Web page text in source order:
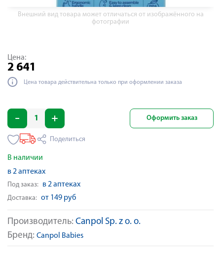
Внешний вид товара может отличаться от изображённого на
фотографии
Производитель: Canpol Sp. z o. o.
Бренд: Canpol Babies
Цена:
2 641
Цена товара действительна только при оформлении заказа
Оформить заказ
Поделиться
В наличии
в 2 аптеках
Под заказ: в 2 аптеках
Доставка: от 149 руб